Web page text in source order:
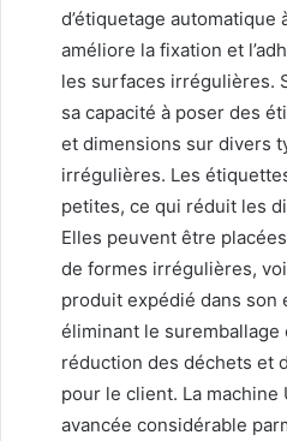
d’étiquetage automatique
améliore la fixation et
les surfaces irrégulières.
sa capacité à poser des
et dimensions sur divers
irrégulières. Les
petites, ce qui réduit les
Elles peuvent être
de formes irrégulières,
produit expédié dans son
éliminant le suremballage
réduction des déchets et
pour le client. La machine
avancée considérable